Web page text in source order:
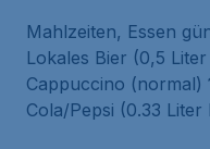
Mahlzeiten, Essen
Lokales Bier (0,5
Cappuccino (normal)
Cola/Pepsi (0.33 Liter